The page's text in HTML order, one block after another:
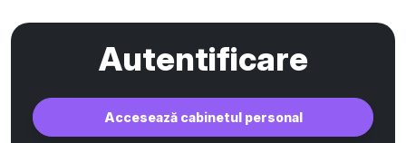
Autentificare
Accesează cabinetul personal